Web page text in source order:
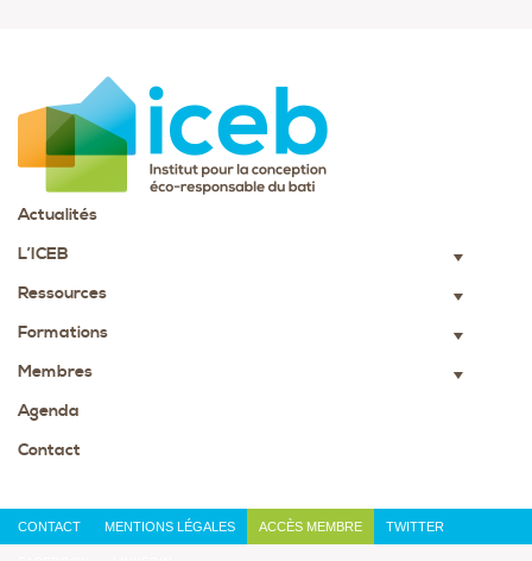
Actualités
L’ICEB
▼
Ressources ▼
Formations ▼
Membres ▼
Agenda
Contact
CONTACT MENTIONS LÉGALES ACCÈS MEMBRE TWITTER